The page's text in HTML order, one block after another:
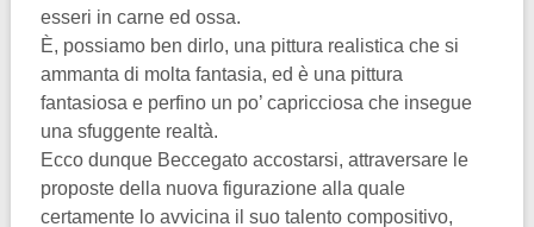
esseri in carne ed ossa.
È, possiamo ben dirlo, una pittura realistica che si
ammanta di molta fantasia, ed è una pittura
fantasiosa e perfino un po’ capricciosa che insegue
una sfuggente realtà.
Ecco dunque Beccegato accostarsi, attraversare le
proposte della nuova figurazione alla quale
certamente lo avvicina il suo talento compositivo,